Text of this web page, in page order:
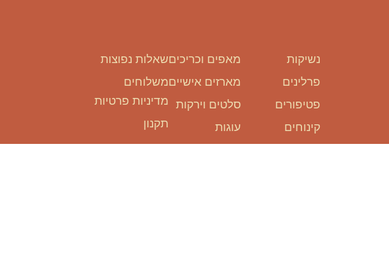
שאלות נפוצות
משלוחים
מדיניות פרטיות
תקנון
נשיקות
פרלינים
פטיפורים
קינוחים
מאפים וכריכים
מארזים אישיים
סלטים וירקות
עוגות